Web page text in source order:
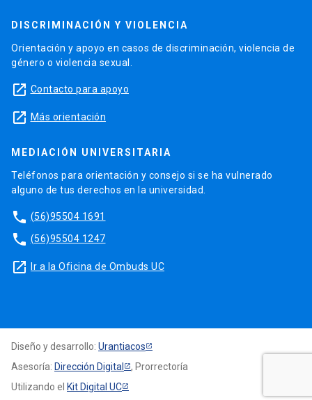
DISCRIMINACIÓN Y VIOLENCIA
Orientación y apoyo en casos de discriminación, violencia de
género o violencia sexual.
launch Contacto para apoyo
launch Más orientación
MEDIACIÓN UNIVERSITARIA
Teléfonos para orientación y consejo si se ha vulnerado
alguno de tus derechos en la universidad.
phone (56)95504 1691
phone (56)95504 1247
launch Ir a la Oficina de Ombuds UC
Diseño y desarrollo: Urantiacos
Asesoría: Dirección Digital
, Prorrectoría
Utilizando el Kit Digital UC